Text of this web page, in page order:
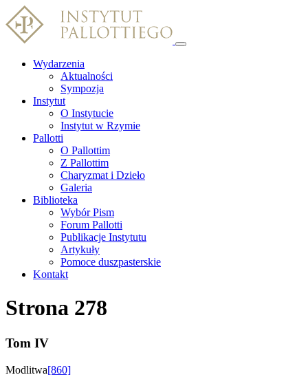
Wydarzenia
Aktualności
Sympozja
Instytut
O Instytucie
Instytut w Rzymie
Pallotti
O Pallottim
Z Pallottim
Charyzmat i Dzieło
Galeria
Biblioteka
Wybór Pism
Forum Pallotti
Publikacje Instytutu
Artykuły
Pomoce duszpasterskie
Kontakt
Strona 278
Tom IV
Modlitwa[860]